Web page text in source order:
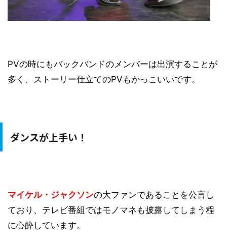
PVの時にもバックバンドのメンバーは出演することが
多く、ストーリー仕立てのPVもかっこいいです。
ダンスが上手い！
マイケル・ジャクソンの大ファンであることを公言し
ており、テレビ番組ではモノマネも披露してしまう程
に心酔しています。